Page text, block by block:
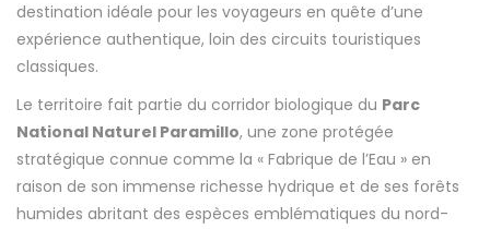
destination idéale pour les voyageurs en quête d’une
expérience authentique, loin des circuits touristiques
classiques.
Le territoire fait partie du corridor biologique du Parc
National Naturel Paramillo, une zone protégée
stratégique connue comme la « Fabrique de l’Eau » en
raison de son immense richesse hydrique et de ses forêts
humides abritant des espèces emblématiques du nord-